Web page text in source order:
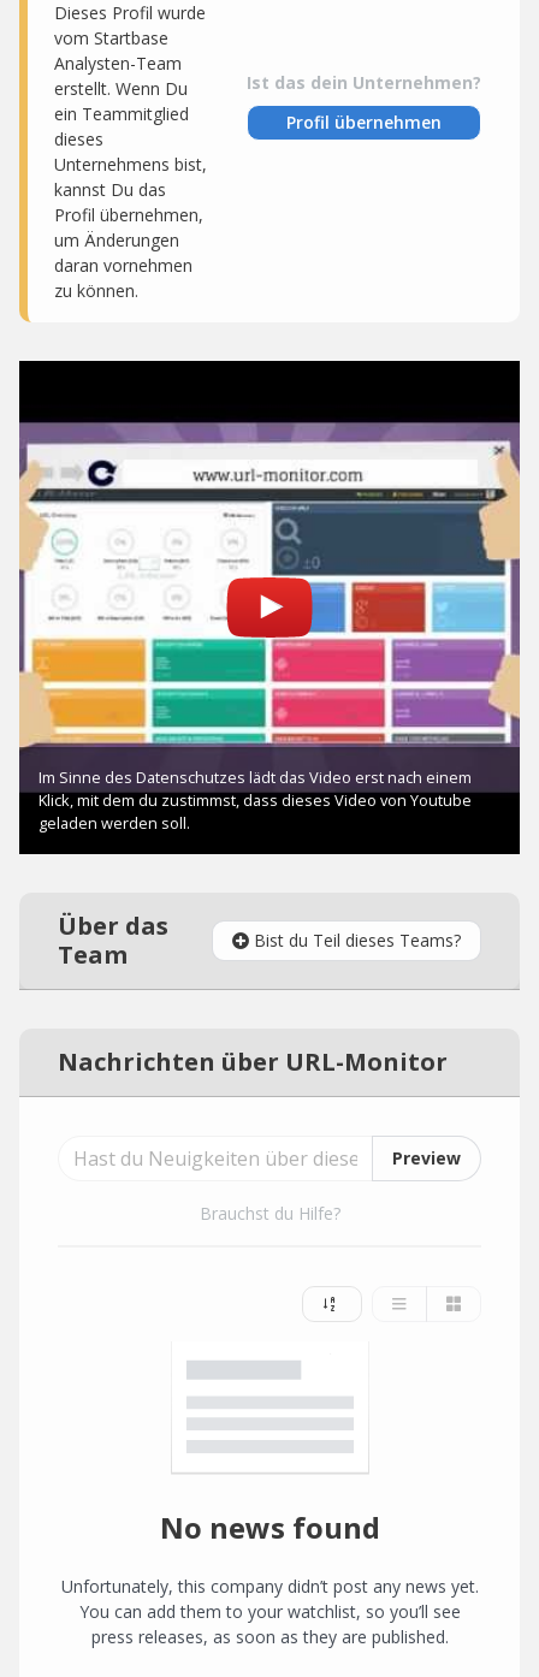
Dieses Profil wurde
vom Startbase
Analysten-Team
erstellt. Wenn Du
ein Teammitglied
dieses
Unternehmens bist,
kannst Du das
Profil übernehmen,
um Änderungen
daran vornehmen
zu können.
Ist das dein Unternehmen?
Profil übernehmen
Über das
Team
Bist du Teil dieses Teams?
Nachrichten über URL-Monitor
Preview
Brauchst du Hilfe?
No news found
Unfortunately, this company didn’t post any news yet.
You can add them to your watchlist, so you’ll see
press releases, as soon as they are published.